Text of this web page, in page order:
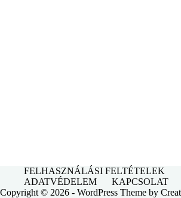
FELHASZNÁLÁSI FELTÉTELEK
ADATVÉDELEM
KAPCSOLAT
Copyright © 2026 - WordPress Theme by